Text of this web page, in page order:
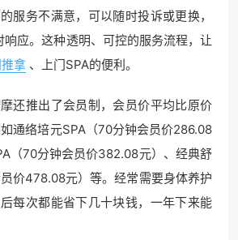
服务不满意，可以随时投诉或更换，
应。这种透明、可控的服务流程，让
推拿 、上门SPA的便利。
还推出了会员制，会员价平均比原价
通络培元SPA（70分钟会员价286.08
（70分钟会员价382.08元）、经典舒
价478.08元）等。经常需要身体养护
每次都能省下几十块钱，一年下来能